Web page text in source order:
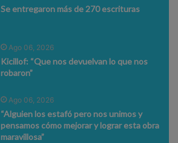
Se entregaron más de 270 escrituras
Ago 06, 2026
Kicillof: “Que nos devuelvan lo que nos
robaron”
Ago 06, 2026
“Alguien los estafó pero nos unimos y
pensamos cómo mejorar y lograr esta obra
maravillosa”